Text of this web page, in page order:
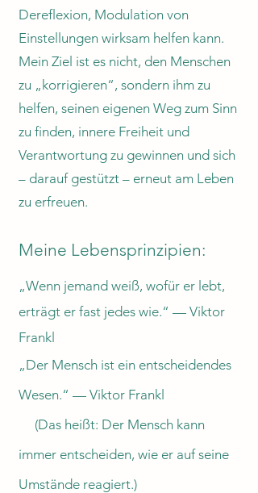
Dereflexion, Modulation von
Einstellungen wirksam helfen kann.
Mein Ziel ist es nicht, den Menschen
zu „korrigieren“, sondern ihm zu
helfen, seinen eigenen Weg zum Sinn
zu finden, innere Freiheit und
Verantwortung zu gewinnen und sich
– darauf gestützt – erneut am Leben
zu erfreuen.
Meine Lebensprinzipien:
„Wenn jemand weiß, wofür er lebt,
erträgt er fast jedes wie.“ — Viktor
Frankl
„Der Mensch ist ein entscheidendes
Wesen.“ — Viktor Frankl
(Das heißt: Der Mensch kann
immer entscheiden, wie er auf seine
Umstände reagiert.)